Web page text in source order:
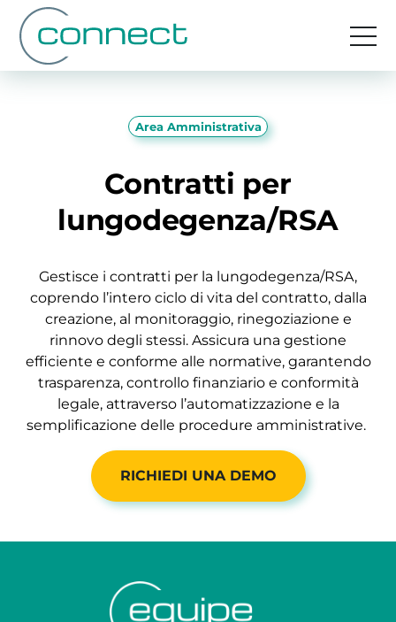
Area Amministrativa
Contratti per
lungodegenza/RSA
Gestisce i contratti per la lungodegenza/RSA,
coprendo l’intero ciclo di vita del contratto, dalla
creazione, al monitoraggio, rinegoziazione e
rinnovo degli stessi. Assicura una gestione
efficiente e conforme alle normative, garantendo
trasparenza, controllo finanziario e conformità
legale, attraverso l’automatizzazione e la
semplificazione delle procedure amministrative.
RICHIEDI UNA DEMO